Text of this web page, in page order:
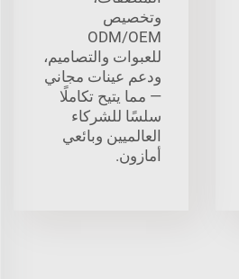
وتخصيص
ODM/OEM
للعبوات والتصاميم،
ودعم عينات مجاني
— مما يتيح تكاملًا
سلسًا للشركاء
العالميين وبائعي
أمازون.